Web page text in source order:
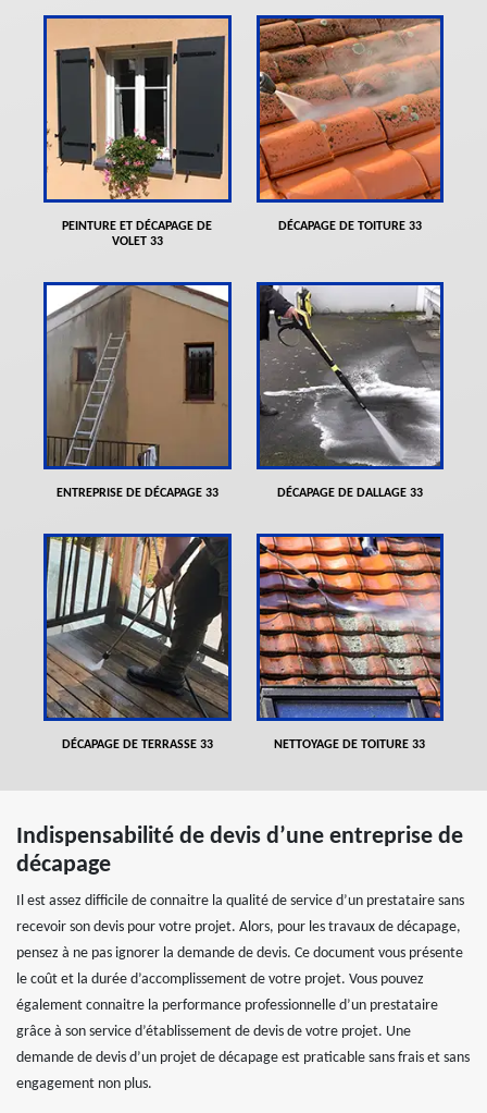
PEINTURE ET DÉCAPAGE DE
VOLET 33
DÉCAPAGE DE TOITURE 33
ENTREPRISE DE DÉCAPAGE 33 DÉCAPAGE DE DALLAGE 33
DÉCAPAGE DE TERRASSE 33 NETTOYAGE DE TOITURE 33
Indispensabilité de devis d’une entreprise de
décapage
Il est assez difficile de connaitre la qualité de service d’un prestataire sans
recevoir son devis pour votre projet. Alors, pour les travaux de décapage,
pensez à ne pas ignorer la demande de devis. Ce document vous présente
le coût et la durée d’accomplissement de votre projet. Vous pouvez
également connaitre la performance professionnelle d’un prestataire
grâce à son service d’établissement de devis de votre projet. Une
demande de devis d’un projet de décapage est praticable sans frais et sans
engagement non plus.